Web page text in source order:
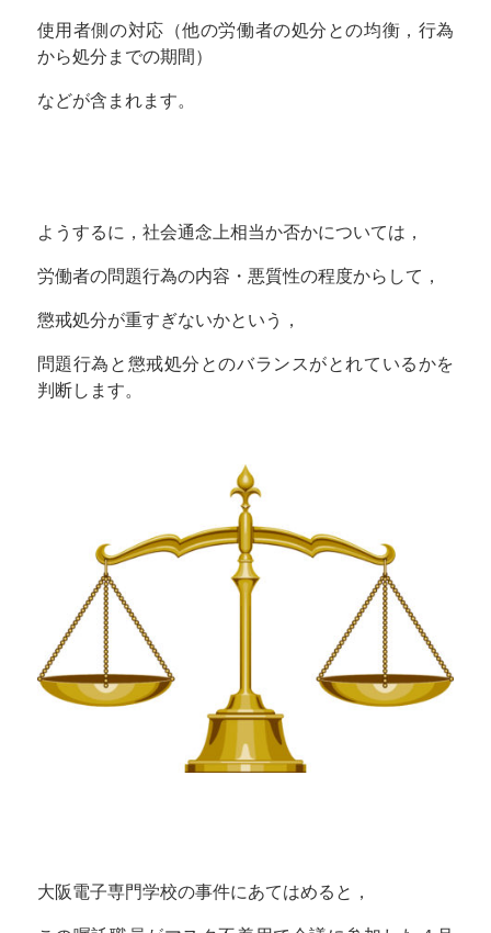
使用者側の対応（他の労働者の処分との均衡，行為
から処分までの期間）
などが含まれます。
ようするに，社会通念上相当か否かについては，
労働者の問題行為の内容・悪質性の程度からして，
懲戒処分が重すぎないかという，
問題行為と懲戒処分とのバランスがとれているかを
判断します。
大阪電子専門学校の事件にあてはめると，